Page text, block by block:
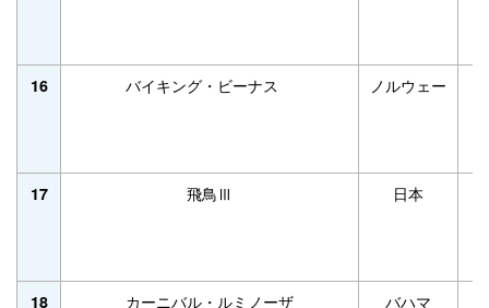
16 バイキング・ビーナス ノルウェー
17 飛鳥Ⅲ 日本
18 カーニバル・ルミノーザ バハマ